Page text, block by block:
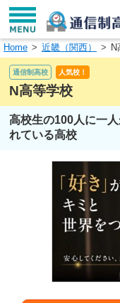
学校名で探す
エリアから
Home 近畿（関西）
通信制高校 人気校！
N高等学校
高校生の100人に一
れている高校